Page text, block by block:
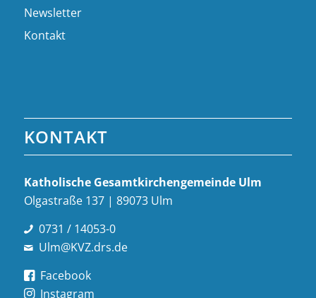
Newsletter
Kontakt
KONTAKT
Katholische Gesamt­kirchen­gemeinde Ulm
Olgastraße 137 | 89073 Ulm
0731 / 14053-0
Ulm@KVZ.drs.de
Facebook
Instagram